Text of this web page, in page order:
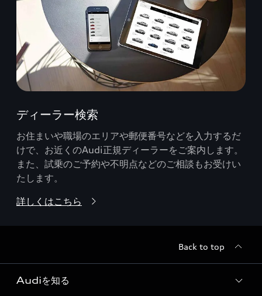
ディーラー検索
お住まいや職場のエリアや郵便番号などを入力するだ
けで、お近くのAudi正規ディーラーをご案内します。
また、試乗のご予約や不明点などのご相談もお受けい
たします。
詳しくはこちら
Back to top
Audiを知る